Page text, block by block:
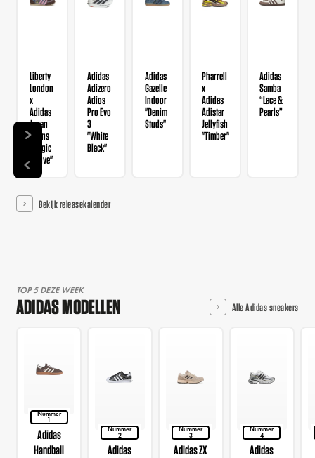
Liberty
London
x
Adidas
Japan
Wmns
"Magic
Mauve"
Adidas
Adizero
Adios
Pro Evo
3
"White
Black"
Adidas
Gazelle
Indoor
"Denim
Studs"
Pharrell
x
Adidas
Adistar
Jellyfish
"Timber"
Adidas
Samba
“Lace &
Pearls”
Bekijk releasekalender
TOP 5 DEZE WEEK
ADIDAS MODELLEN Alle Adidas sneakers
Nummer
1
Adidas
Handball
Nummer
2
Adidas
Nummer
3
Adidas ZX
Nummer
4
Adidas